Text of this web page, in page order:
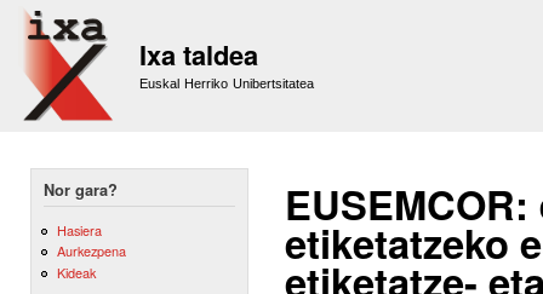
Ixa taldea
Euskal Herriko Unibertsitatea
Nor gara?
Hasiera
Aurkezpena
Kideak
etiketatzeko
etiketatze-